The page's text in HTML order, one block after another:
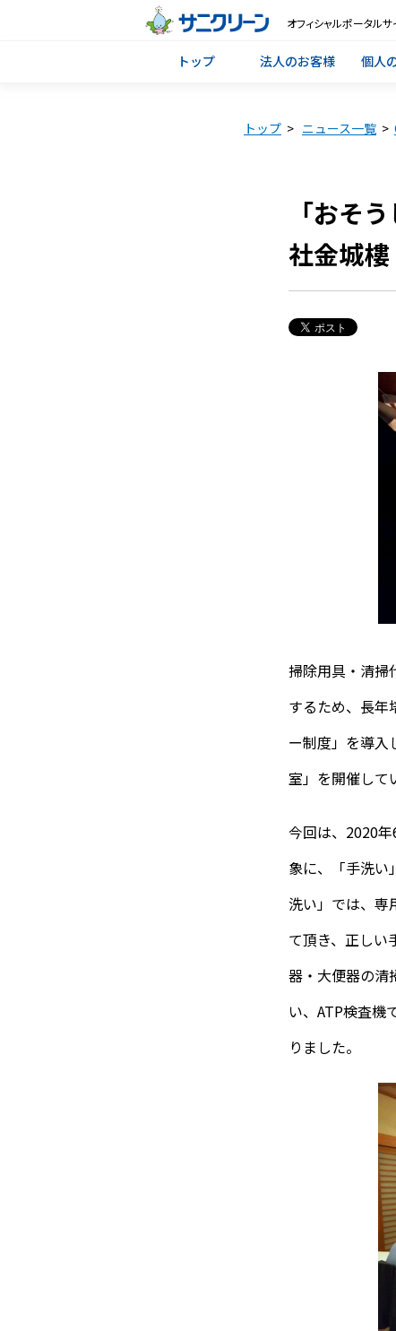
オフィシャルポータルサ
トップ 法人のお客様 個人
トップ > ニュース一覧 >
「おそ
社金城樓
掃除用具・清掃
するため、長年
ー制度」を導入
室」を開催して
今回は、2020
象に、「手洗い
洗い」では、専
て頂き、正しい
器・大便器の清
い、ATP検査機
りました。